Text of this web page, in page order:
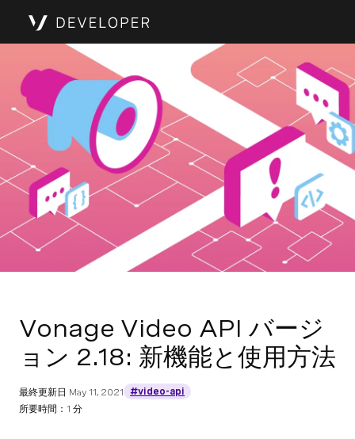
Vonage Video API バージ
ョン 2.18: 新機能と使用方法
最終更新日 May 11, 2021
#video-api
所要時間：1 分